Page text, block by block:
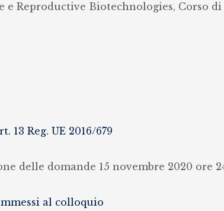
e Reproductive Biotechnologies, Corso
13 Reg. UE 2016/679
delle domande 15 novembre 2020 ore
al colloquio